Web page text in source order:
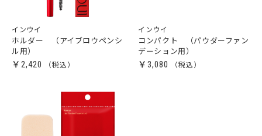
インウイ
ホルダー （アイブロウペンシ
ル用）
￥2,420
インウイ
コンパクト （パウダーファン
デーション用）
￥3,080